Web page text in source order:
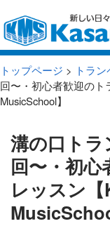
トップページ > トラ
回〜・初心者歓迎のト
MusicSchool】
溝の口トラ
回〜・初心
レッスン